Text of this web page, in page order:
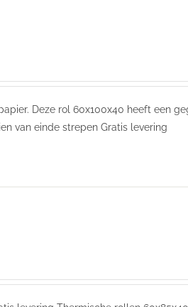
Deze rol 60x100x40 heeft een
van einde strepen Gratis levering